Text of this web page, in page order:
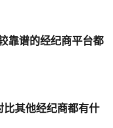
靠谱的经纪商平台都
其他经纪商都有什